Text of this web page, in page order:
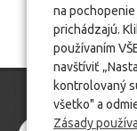
na
prichádzajú.
používaním
navštíviť
kontrolovaný
všetko" a
Zásady